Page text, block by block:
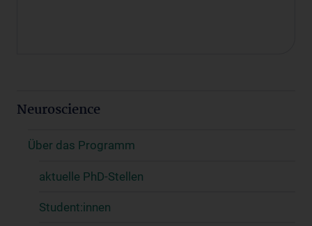
Neuroscience
Über das Programm
aktuelle PhD-Stellen
Student:innen